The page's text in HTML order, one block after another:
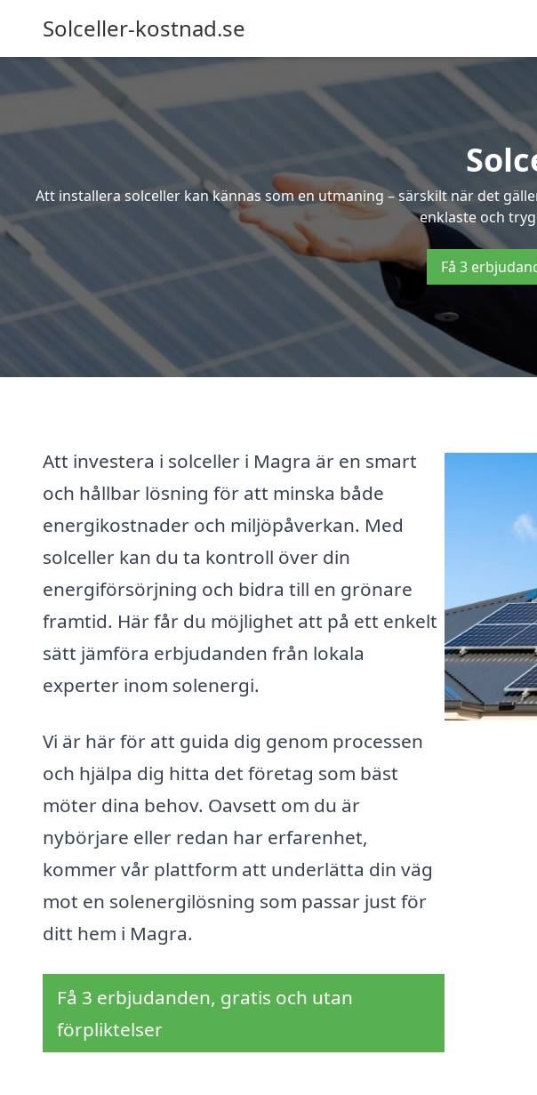
Solceller-kostnad.se
Att installera solceller kan kännas som en utmaning – särskilt när det
enklaste och
Få 3
Att investera i solceller i Magra är en smart
och hållbar lösning för att minska både
energikostnader och miljöpåverkan. Med
solceller kan du ta kontroll över din
energiförsörjning och bidra till en grönare
framtid. Här får du möjlighet att på ett enkelt
sätt jämföra erbjudanden från lokala
experter inom solenergi.
Vi är här för att guida dig genom processen
och hjälpa dig hitta det företag som bäst
möter dina behov. Oavsett om du är
nybörjare eller redan har erfarenhet,
kommer vår plattform att underlätta din väg
mot en solenergilösning som passar just för
ditt hem i Magra.
Få 3 erbjudanden, gratis och utan
förpliktelser